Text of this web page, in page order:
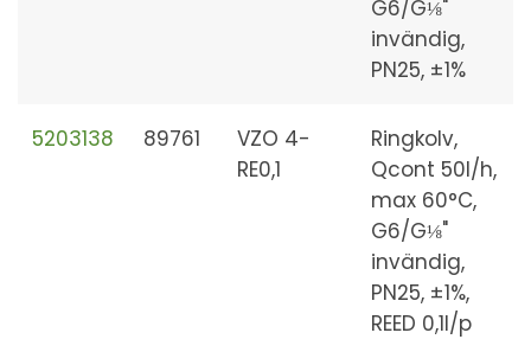
G6/G⅛"
invändig,
PN25, ±1%
5203138 89761
VZO 4-
RE0,1
Ringkolv,
Qcont 50l/h,
max 60°C,
G6/G⅛"
invändig,
PN25, ±1%,
REED 0,1l/p